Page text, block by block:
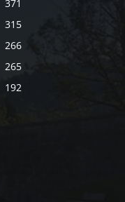
371
315
266
265
192